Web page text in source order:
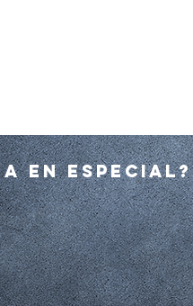
en especial?